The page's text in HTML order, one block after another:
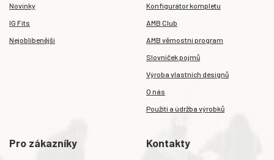
Novinky
IG Fits
Nejoblíbenější
Konfigurátor kompletu
AMB Club
AMB věrnostní program
Slovníček pojmů
Výroba vlastních designů
O nás
Použití a údržba výrobků
Pro zákazníky Kontakty